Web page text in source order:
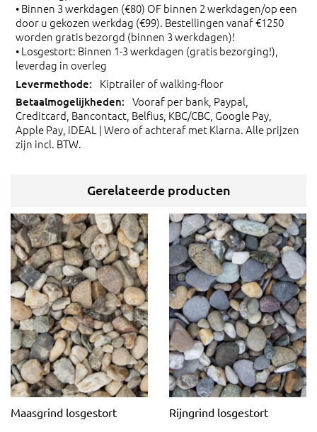
• Binnen 3 werkdagen (€80) OF binnen 2 werkdagen/op een
door u gekozen werkdag (€99). Bestellingen vanaf €1250
worden gratis bezorgd (binnen 3 werkdagen)!
• Losgestort: Binnen 1-3 werkdagen (gratis bezorging!),
leverdag in overleg
Kiptrailer of walking-floor
Vooraf per bank, Paypal,
Creditcard, Bancontact, Belfius, KBC/CBC, Google Pay,
Apple Pay, iDEAL | Wero of achteraf met Klarna. Alle prijzen
zijn incl. BTW.
Gerelateerde producten
Maasgrind losgestort Rijngrind losgestort